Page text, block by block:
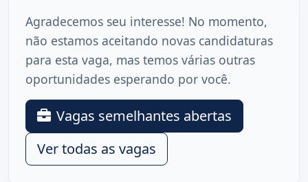
Agradecemos seu interesse! No momento,
não estamos aceitando novas candidaturas
para esta vaga, mas temos várias outras
oportunidades esperando por você.
Vagas semelhantes abertas
Ver todas as vagas